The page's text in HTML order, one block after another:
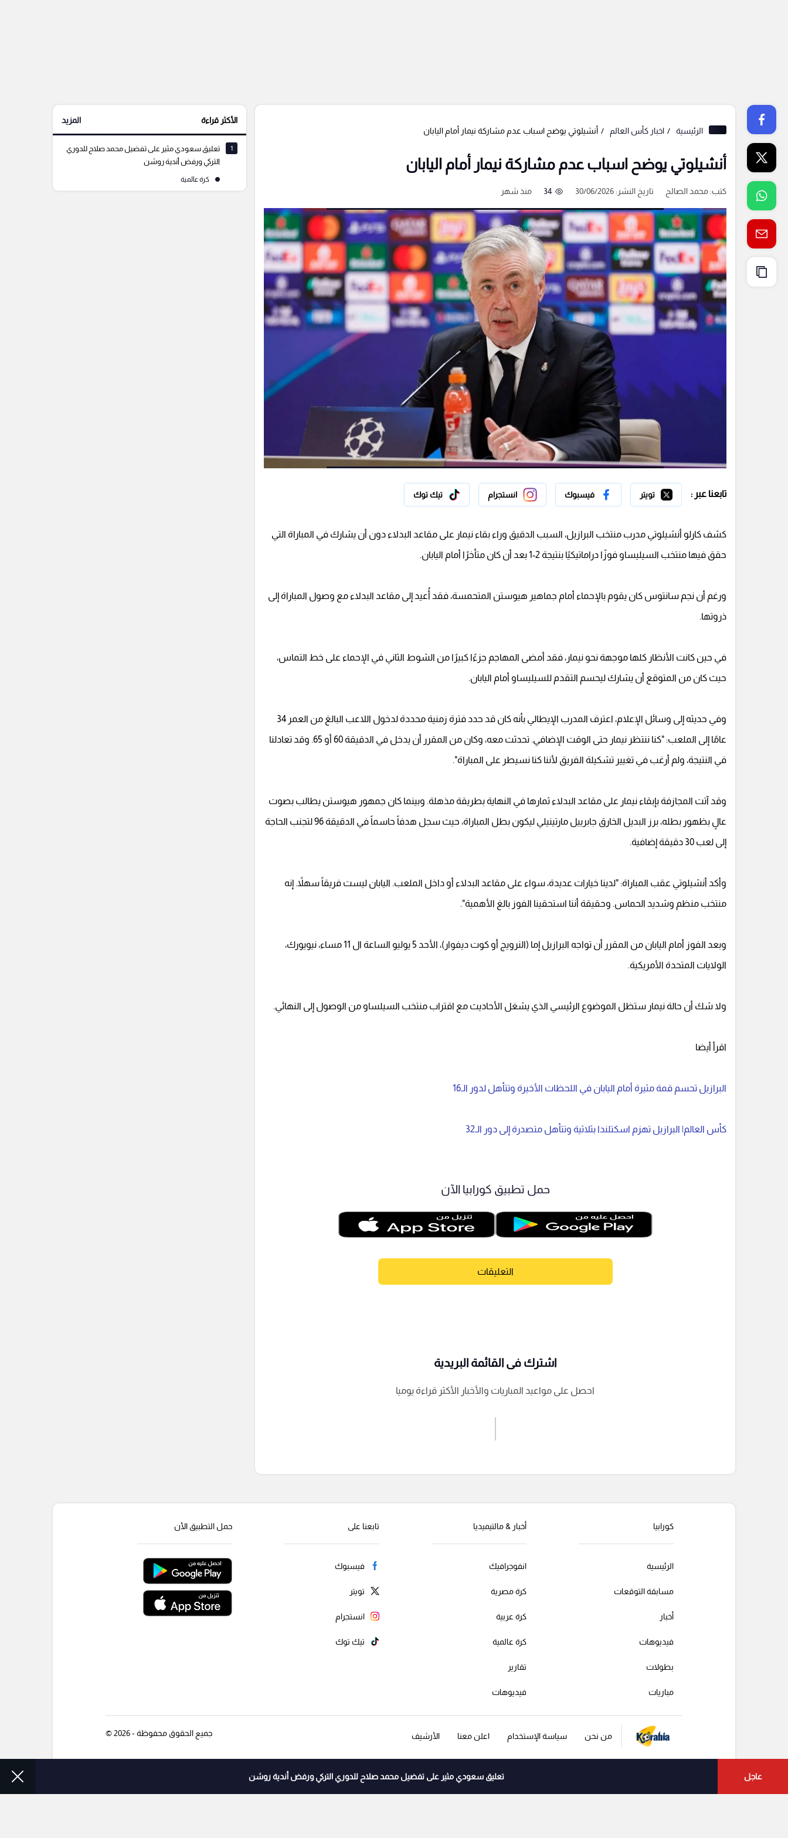
الرئيسية اخبار كأس العالم أنشيلوتي يوضح اسباب عدم مشاركة نيمار أمام اليابان
أنشيلوتي يوضح اسباب عدم مشاركة نيمار أمام اليابان
كتب:محمد الصالح تاريخ النشر: 30/06/2026 34 منذ شهر
تابعنا عبر : تويتر فيسبوك انستجرام تيك توك
كشف كارلو أنشيلوتي مدرب منتخب البرازيل، السبب الدقيق وراء بقاء نيمار على مقاعد البدلاء دون أن يشارك في المباراة التي
حقق فيها منتخب السيليساو فوزًا دراماتيكيًا بنتيجة 2-1 بعد أن كان متأخرًا أمام اليابان.
ورغم أن نجم سانتوس كان يقوم بالإحماء أمام جماهير هيوستن المتحمسة، فقد أُعيد إلى مقاعد البدلاء مع وصول المباراة إلى
ذروتها.
في حين كانت الأنظار كلها موجهة نحو نيمار، فقد أمضى المهاجم جزءًا كبيرًا من الشوط الثاني في الإحماء على خط التماس،
حيث كان من المتوقع أن يشارك ليحسم التقدم للسيليساو أمام اليابان.
وفي حديثه إلى وسائل الإعلام، اعترف المدرب الإيطالي بأنه كان قد حدد فترة زمنية محددة لدخول اللاعب البالغ من العمر 34
عامًا إلى الملعب: "كنا ننتظر نيمار حتى الوقت الإضافي. تحدثت معه، وكان من المقرر أن يدخل في الدقيقة 60 أو 65. وقد تعادلنا
في النتيجة، ولم أرغب في تغيير تشكيلة الفريق لأننا كنا نسيطر على المباراة".
وقد آتت المجازفة بإبقاء نيمار على مقاعد البدلاء ثمارها في النهاية بطريقة مذهلة. وبينما كان جمهور هيوستن يطالب بصوت
عالٍ بظهور بطله، برز البديل الخارق جابرييل مارتينيلي ليكون بطل المباراة، حيث سجل هدفاً حاسماً في الدقيقة 96 لتجنب الحاجة
إلى لعب 30 دقيقة إضافية.
وأكد أنشيلوتي عقب المباراة: "لدينا خيارات عديدة، سواء على مقاعد البدلاء أو داخل الملعب. اليابان ليست فريقاً سهلاً. إنه
منتخب منظم وشديد الحماس. وحقيقة أننا استحقينا الفوز بالغ الأهمية".
وبعد الفوز أمام اليابان من المقرر أن تواجه البرازيل إما (النرويج أو كوت ديفوار)، الأحد 5 يوليو الساعة ال 11 مساء، نيويورك،
الولايات المتحدة الأمريكية.
ولا شك أن حالة نيمار ستظل الموضوع الرئيسي الذي يشغل الأحاديث مع اقتراب منتخب السيلساو من الوصول إلى النهائي.
اقرأ أيضا
البرازيل تحسم قمة مثيرة أمام اليابان في اللحظات الأخيرة وتتأهل لدور الـ16
كأس العالم| البرازيل تهزم اسكتلندا بثلاثية وتتأهل متصدرة إلى دور الـ32
حمل تطبيق كورابيا الآن
التعليقات
إرسال تعليق
اشترك فى القائمة البريدية
احصل على مواعيد المباريات والأخبار الأكثر قراءة يوميا
الأكثر قراءة المزيد
1
تعليق سعودي مثير على تفضيل محمد صلاح للدوري
التركي ورفض أندية روشن
كرة عالمية
عاجل تعليق سعودي مثير على تفضيل محمد صلاح للدوري التركي ورفض أندية روشن
كورابيا
الرئيسية
مسابقة التوقعات
أخبار
فيديوهات
بطولات
مباريات
أخبار & مالتيميديا
انفوجرافيك
كرة مصرية
كرة عربية
كرة عالمية
تقارير
فيديوهات
تابعنا على
فيسبوك
تويتر
انستجرام
تيك توك
حمل التطبيق الأن
من نحن سياسة الإستخدام اعلن معنا الأرشيف جميع الحقوق محفوظة - 2026 ©